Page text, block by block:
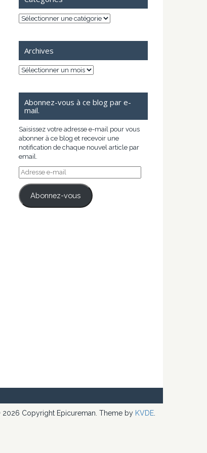
Catégories
Archives
Archives
Abonnez-vous à ce blog par e-
mail.
Saisissez votre adresse e-mail pour vous
abonner à ce blog et recevoir une
notification de chaque nouvel article par
email.
Adresse
e-
mail
Abonnez-vous
Copyright Epicureman. Theme by KVDE